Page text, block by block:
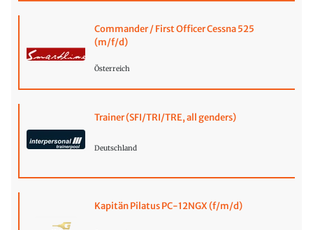
Commander / First Officer Cessna 525
(m/f/d)
Österreich
Trainer (SFI/TRI/TRE, all genders)
Deutschland
Kapitän Pilatus PC-12NGX (f/m/d)